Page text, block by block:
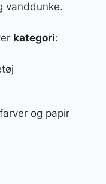
vanddunke.
kategori:
og papir